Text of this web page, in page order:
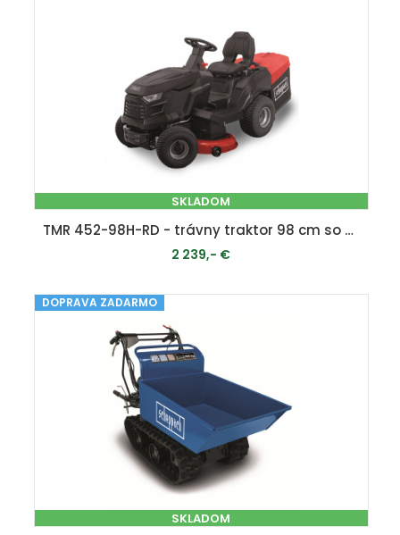
SKLADOM
TMR 452-98H-RD - trávny traktor 98 cm so zadným vyhadzovaním a hydrostatickou prevodovkou
2 239,- €
PRIDAŤ DO KOŠÍKA
DOPRAVA ZADARMO
SKLADOM